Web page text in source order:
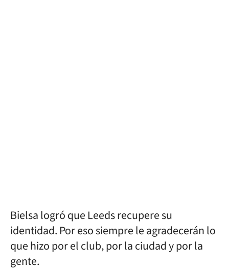
Bielsa logró que Leeds recupere su
identidad. Por eso siempre le agradecerán lo
que hizo por el club, por la ciudad y por la
gente.